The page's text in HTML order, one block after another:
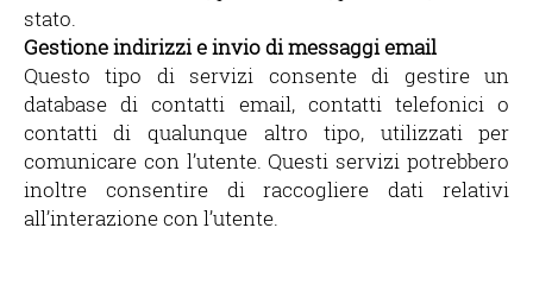
stato.
Gestione indirizzi e invio di messaggi email
Questo tipo di servizi consente di gestire un
database di contatti email, contatti telefonici o
contatti di qualunque altro tipo, utilizzati per
comunicare con l’utente. Questi servizi potrebbero
inoltre consentire di raccogliere dati relativi
all’interazione con l’utente.